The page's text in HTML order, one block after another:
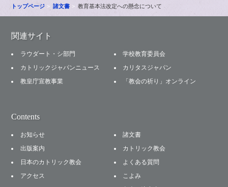
トップページ 諸文書 教育基本法改定への懸念について
関連サイト
ラウダート・シ部門
学校教育委員会
カトリックジャパンニュース
カリタスジャパン
教皇庁宣教事業
「教会の祈り」オンライン
Contents
お知らせ
諸文書
出版案内
カトリック教会
日本のカトリック教会
よくある質問
アクセス
こよみ